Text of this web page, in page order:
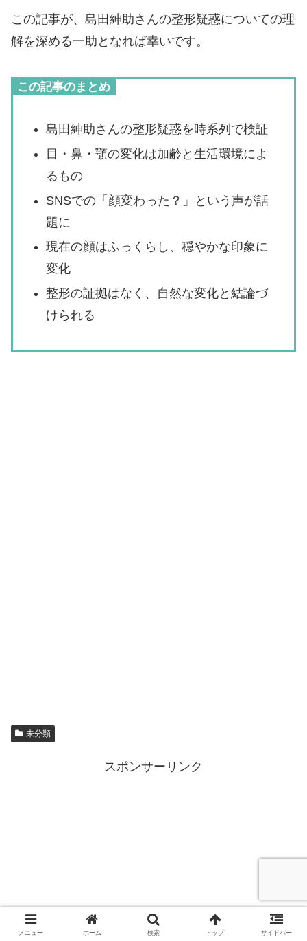
この記事が、島田紳助さんの整形疑惑についての理
解を深める一助となれば幸いです。
この記事のまとめ
島田紳助さんの整形疑惑を時系列で検証
目・鼻・顎の変化は加齢と生活環境によ
るもの
SNSでの「顔変わった？」という声が話
題に
現在の顔はふっくらし、穏やかな印象に
変化
整形の証拠はなく、自然な変化と結論づ
けられる
未分類
スポンサーリンク
メニュー ホーム 検索 トップ サイドバー